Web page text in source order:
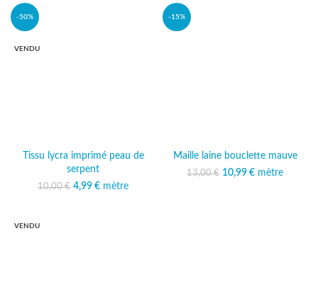
-50%
VENDU
Tissu lycra imprimé peau de
serpent
10,00€ Le prix initial était :
4,99 €
Le prix
mètre
-15%
Maille laine bouclette mauve
13,00€ Le prix initial était :
10,99 €
Le prix
mètre
VENDU